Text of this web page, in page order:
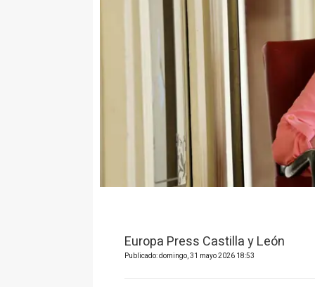
Europa Press Castilla y León
Publicado: domingo, 31 mayo 2026 18:53